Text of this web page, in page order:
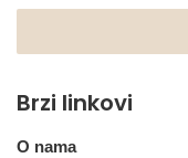
Email
Brzi linkovi
O nama